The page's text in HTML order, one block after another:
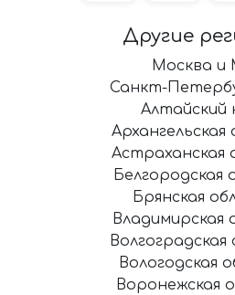
Другие
Москва и
Санкт-
Алтайский
Архангельская
Астраханская
Белгородская
Брянская
Владимирская
Волгоградская
Вологодская
Воронежская